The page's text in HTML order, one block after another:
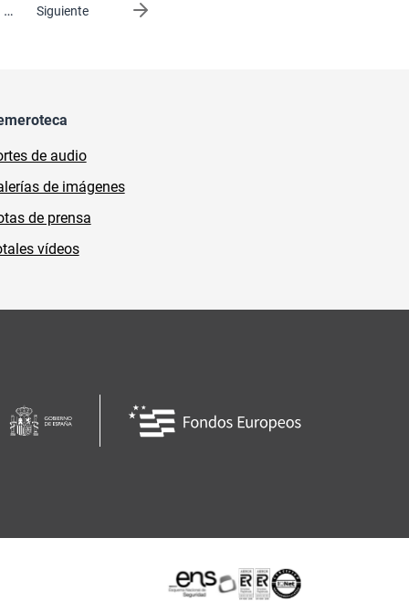
… Siguiente
página
de audio
de imágenes
de prensa
vídeos
Certificaciones